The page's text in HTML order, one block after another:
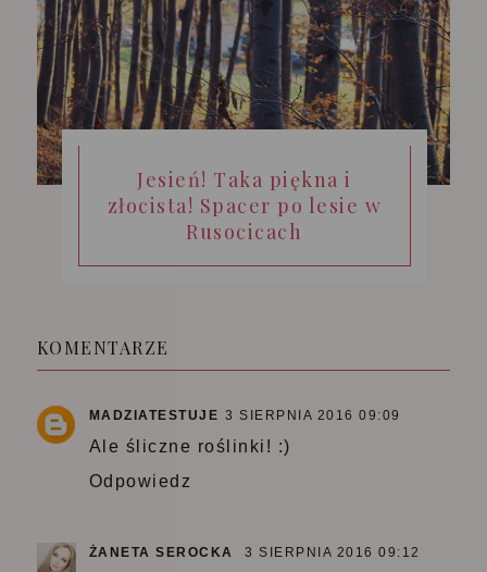
Jesień! Taka piękna i
złocista! Spacer po lesie w
Rusocicach
KOMENTARZE
MADZIATESTUJE 3 SIERPNIA 2016 09:09
Ale śliczne roślinki! :)
Odpowiedz
ŻANETA SEROCKA 3 SIERPNIA 2016 09:12